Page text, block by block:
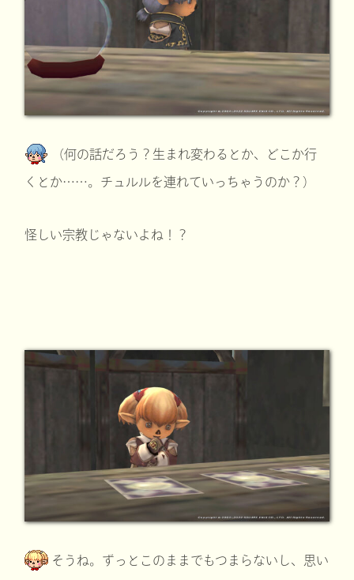
（何の話だろう？生まれ変わるとか、どこか行
くとか……。チュルルを連れていっちゃうのか？）
怪しい宗教じゃないよね！？
そうね。ずっとこのままでもつまらないし、思い